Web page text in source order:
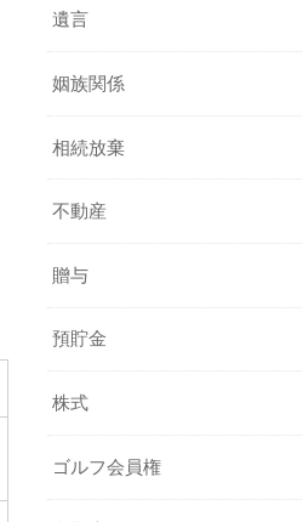
遺言
姻族関係
相続放棄
不動産
贈与
預貯金
株式
ゴルフ会員権